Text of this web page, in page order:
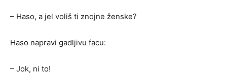
– Haso, a jel voliš ti znojne ženske?
Haso napravi gadljivu facu:
– Jok, ni to!